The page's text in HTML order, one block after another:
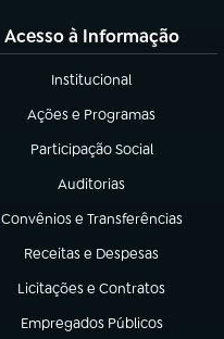
Acesso à Informação
Institucional
(abre em nova aba)
Ações e Programas
(abre em nova aba)
Participação Social
(abre em nova aba)
Auditorias
(abre em nova aba)
Convênios e Transferências
(abre em nova aba)
Receitas e Despesas
(abre em nova aba)
Licitações e Contratos
(abre em nova aba)
Empregados Públicos
(abre em nova aba)